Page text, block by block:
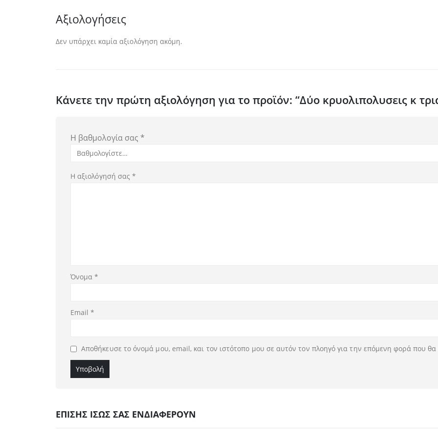
Αξιολογήσεις
Δεν υπάρχει καμία αξιολόγηση ακόμη.
Κάνετε την πρώτη αξιολόγηση για το προϊόν: “Δύο κρυολιπολυσεις κ
Η βαθμολογία σας *
Η αξιολόγησή σας*
Όνομα*
Email*
Αποθήκευσε το όνομά μου, email, και τον ιστότοπο μου σε αυτόν τον πλοηγό για την επόμενη φορά που
ΕΠΙΣΗΣ ΙΣΩΣ ΣΑΣ ΕΝΔΙΑΦΕΡΟΥΝ